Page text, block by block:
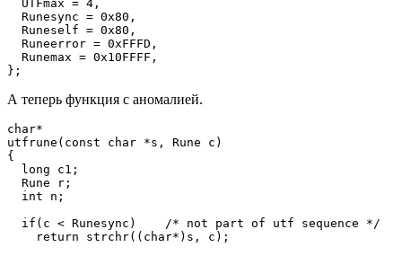
  UTFmax = 4,
  Runesync = 0x80,
  Runeself = 0x80,
  Runeerror = 0xFFFD,
  Runemax = 0x10FFFF,
};
А теперь функция с аномалией.
char*
utfrune(const char *s, Rune c)
{
  long c1;
  Rune r;
  int n;
  if(c < Runesync)    /* not part of utf sequence */
    return strchr((char*)s, c);